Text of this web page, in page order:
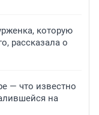
которую
рассказала о
— что известно
на